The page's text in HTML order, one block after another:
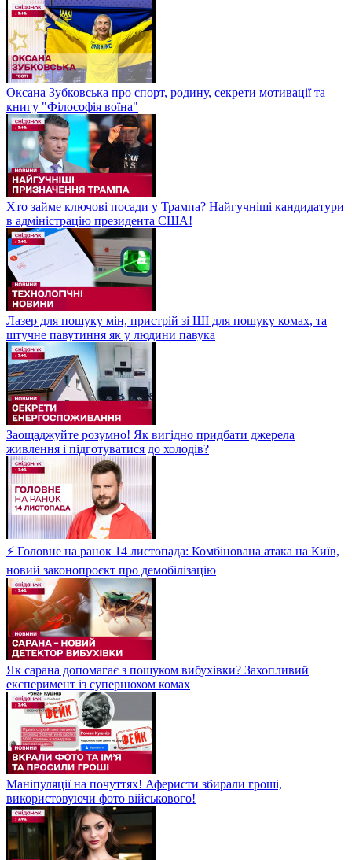
Оксана Зубковська про спорт, родину, секрети мотивації та
книгу "Філософія воїна"
Хто займе ключові посади у Трампа? Найгучніші кандидатури
в адміністрацію президента США!
Лазер для пошуку мін, пристрій зі ШІ для пошуку комах, та
штучне павутиння як у людини павука
Заощаджуйте розумно! Як вигідно придбати джерела
живлення і підготуватися до холодів?
⚡ Головне на ранок 14 листопада: Комбінована атака на Київ,
новий законопроєкт про демобілізацію
Як сарана допомагає з пошуком вибухівки? Захопливий
експеримент із супернюхом комах
Маніпуляції на почуттях! Аферисти збирали гроші,
використовуючи фото військового!